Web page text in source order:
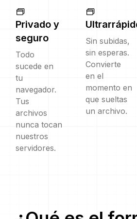
Privado y
seguro
Todo
sucede en
tu
navegador.
Tus
archivos
nunca tocan
nuestros
servidores.
Sin subidas,
sin esperas.
Convierte
en el
momento en
que sueltas
un archivo.